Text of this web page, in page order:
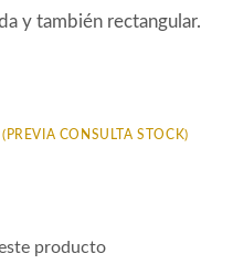
y también rectangular.
CONSULTA STOCK)
producto